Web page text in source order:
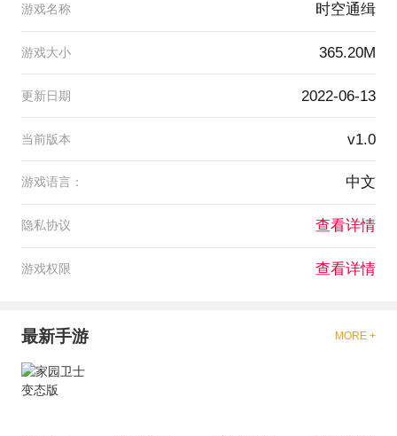
游戏名称 时空通缉
游戏大小 365.20M
更新日期 2022-06-13
当前版本 v1.0
游戏语言： 中文
隐私协议 查看详情
游戏权限 查看详情
最新手游 MORE +